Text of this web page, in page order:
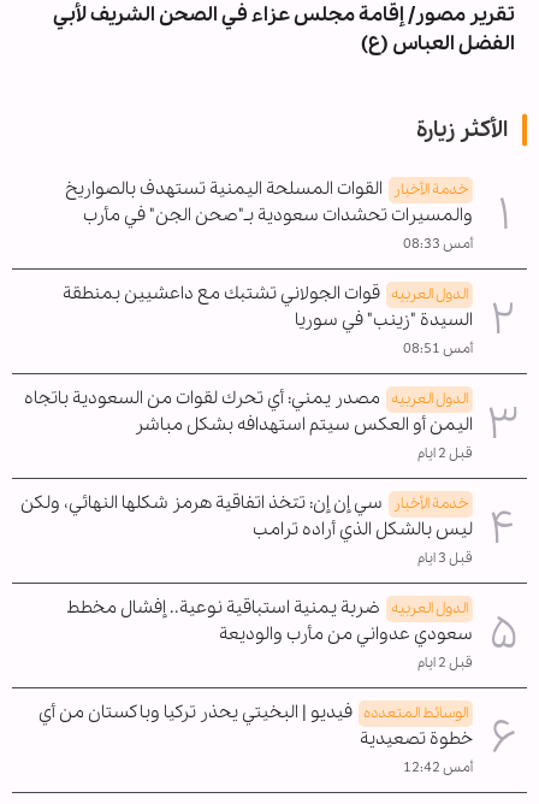
تقرير مصور/ إقامة مجلس عزاء في الصحن الشريف لأبي
الفضل العباس (ع)
الأكثر زيارة
خدمة الأخبار
القوات المسلحة اليمنية تستهدف بالصواريخ
والمسيرات تحشدات سعودية بـ"صحن الجن" في مأرب
أمس 08:33
الدول العربیه قوات الجولاني تشتبك مع داعشيين بمنطقة
السيدة "زينب" في سوريا
أمس 08:51
الدول العربیه مصدر يمني: أي تحرك لقوات من السعودية باتجاه
اليمن أو العكس سيتم استهدافه بشكل مباشر
قبل 2 ايام
خدمة الأخبار
سي إن إن: تتخذ اتفاقية هرمز شكلها النهائي، ولكن
ليس بالشكل الذي أراده ترامب
قبل 3 ايام
الدول العربیه ضربة يمنية استباقية نوعية.. إفشال مخطط
سعودي عدواني من مأرب والوديعة
قبل 2 ايام
الوسائط المتعدده فيديو | البخيتي يحذر تركيا وباكستان من أي
خطوة تصعيدية
أمس 12:42